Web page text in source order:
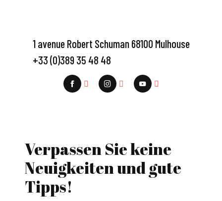
1 avenue Robert Schuman 68100 Mulhouse
+33 (0)389 35 48 48
Verpassen Sie keine
Neuigkeiten und gute
Tipps!